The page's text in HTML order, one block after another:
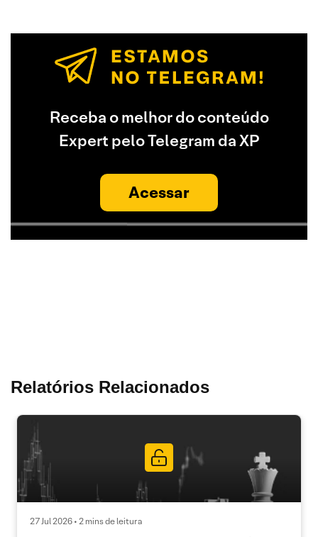
Receba o melhor do conteúdo
Expert pelo Telegram da XP
Acessar
Relatórios Relacionados
27 Jul 2026 • 2 mins de leitura